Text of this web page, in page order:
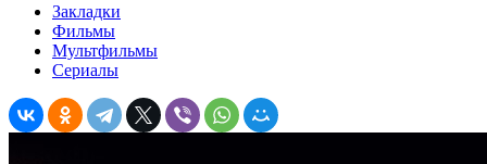
Закладки
Фильмы
Мультфильмы
Сериалы